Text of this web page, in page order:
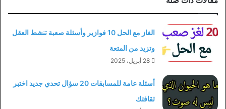
الغاز مع الحل 10 فوازير وأسئلة صعبة تنشط العقل
وتزيد من المتعة
28 أبريل، 2025
أسئلة عامة للمسابقات 20 سؤال تحدي جديد اختبر
ثقافتك